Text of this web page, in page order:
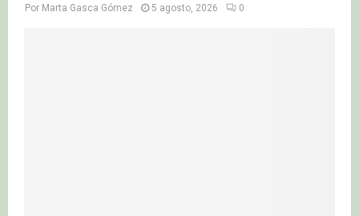
Por Marta Gasca Gómez 5 agosto, 2026 0